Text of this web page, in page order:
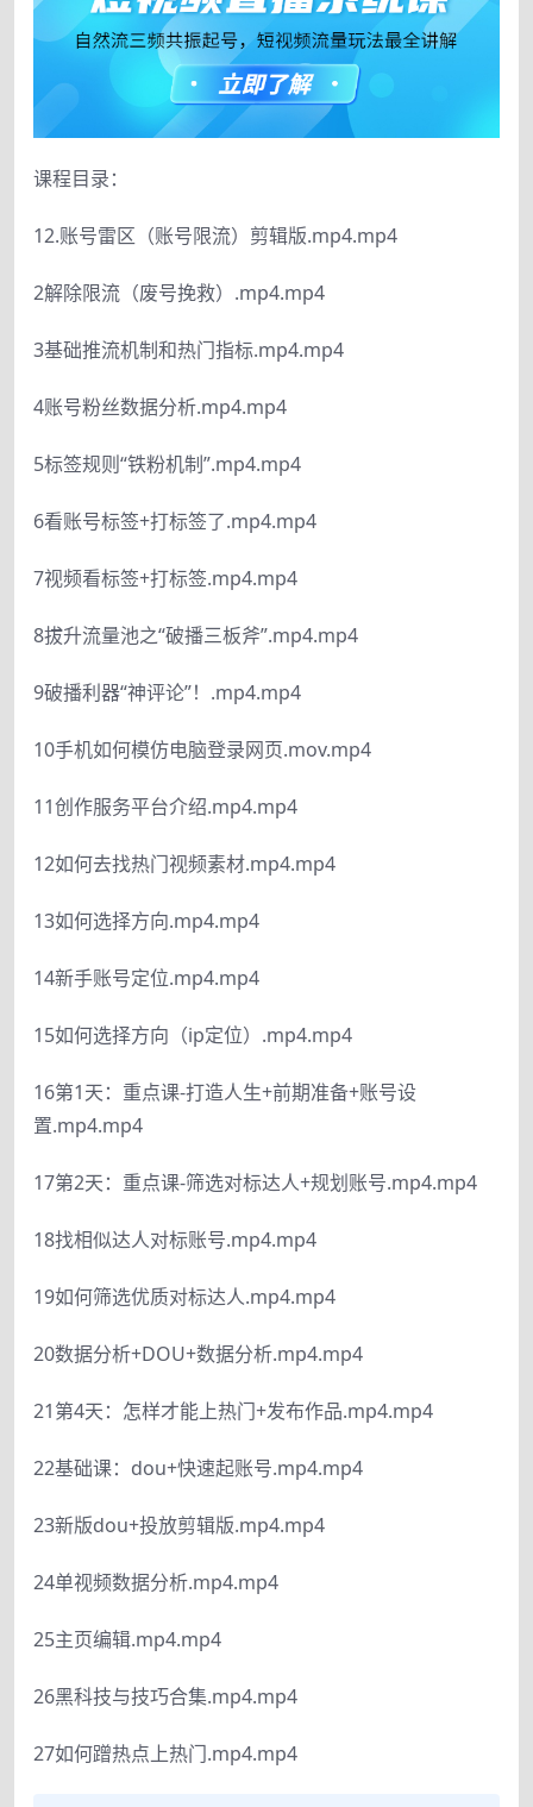
课程目录：
12.账号雷区（账号限流）剪辑版.mp4.mp4
2解除限流（废号挽救）.mp4.mp4
3基础推流机制和热门指标.mp4.mp4
4账号粉丝数据分析.mp4.mp4
5标签规则“铁粉机制”.mp4.mp4
6看账号标签+打标签了.mp4.mp4
7视频看标签+打标签.mp4.mp4
8拔升流量池之“破播三板斧”.mp4.mp4
9破播利器“神评论”！.mp4.mp4
10手机如何模仿电脑登录网页.mov.mp4
11创作服务平台介绍.mp4.mp4
12如何去找热门视频素材.mp4.mp4
13如何选择方向.mp4.mp4
14新手账号定位.mp4.mp4
15如何选择方向（ip定位）.mp4.mp4
16第1天：重点课-打造人生+前期准备+账号设
置.mp4.mp4
17第2天：重点课-筛选对标达人+规划账号.mp4.mp4
18找相似达人对标账号.mp4.mp4
19如何筛选优质对标达人.mp4.mp4
20数据分析+DOU+数据分析.mp4.mp4
21第4天：怎样才能上热门+发布作品.mp4.mp4
22基础课：dou+快速起账号.mp4.mp4
23新版dou+投放剪辑版.mp4.mp4
24单视频数据分析.mp4.mp4
25主页编辑.mp4.mp4
26黑科技与技巧合集.mp4.mp4
27如何蹭热点上热门.mp4.mp4